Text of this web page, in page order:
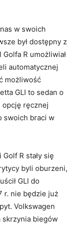
w swoich
był dostępny z
R umożliwiał
automatycznej
możliwość
GLI to sedan o
opcję ręcznej
swoich braci w
R stały się
byli oburzeni,
GLI do
r. nie będzie już
Volkswagen
skrzynia biegów